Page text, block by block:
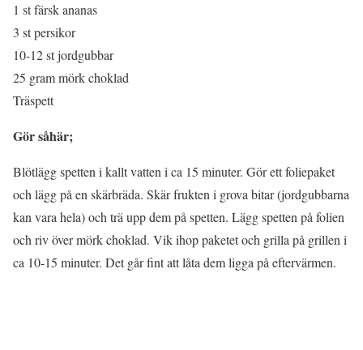
1 st färsk ananas
3 st persikor
10-12 st jordgubbar
25 gram mörk choklad
Träspett
Gör såhär;
Blötlägg spetten i kallt vatten i ca 15 minuter. Gör ett foliepaket
och lägg på en skärbräda. Skär frukten i grova bitar (jordgubbarna
kan vara hela) och trä upp dem på spetten. Lägg spetten på folien
och riv över mörk choklad. Vik ihop paketet och grilla på grillen i
ca 10-15 minuter. Det går fint att låta dem ligga på eftervärmen.